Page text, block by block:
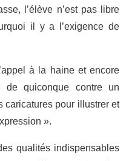
l’élève n’est pas libre
il y a l’exigence de
à la haine et encore
quiconque contre un
caricatures pour illustrer et
».
qualités indispensables